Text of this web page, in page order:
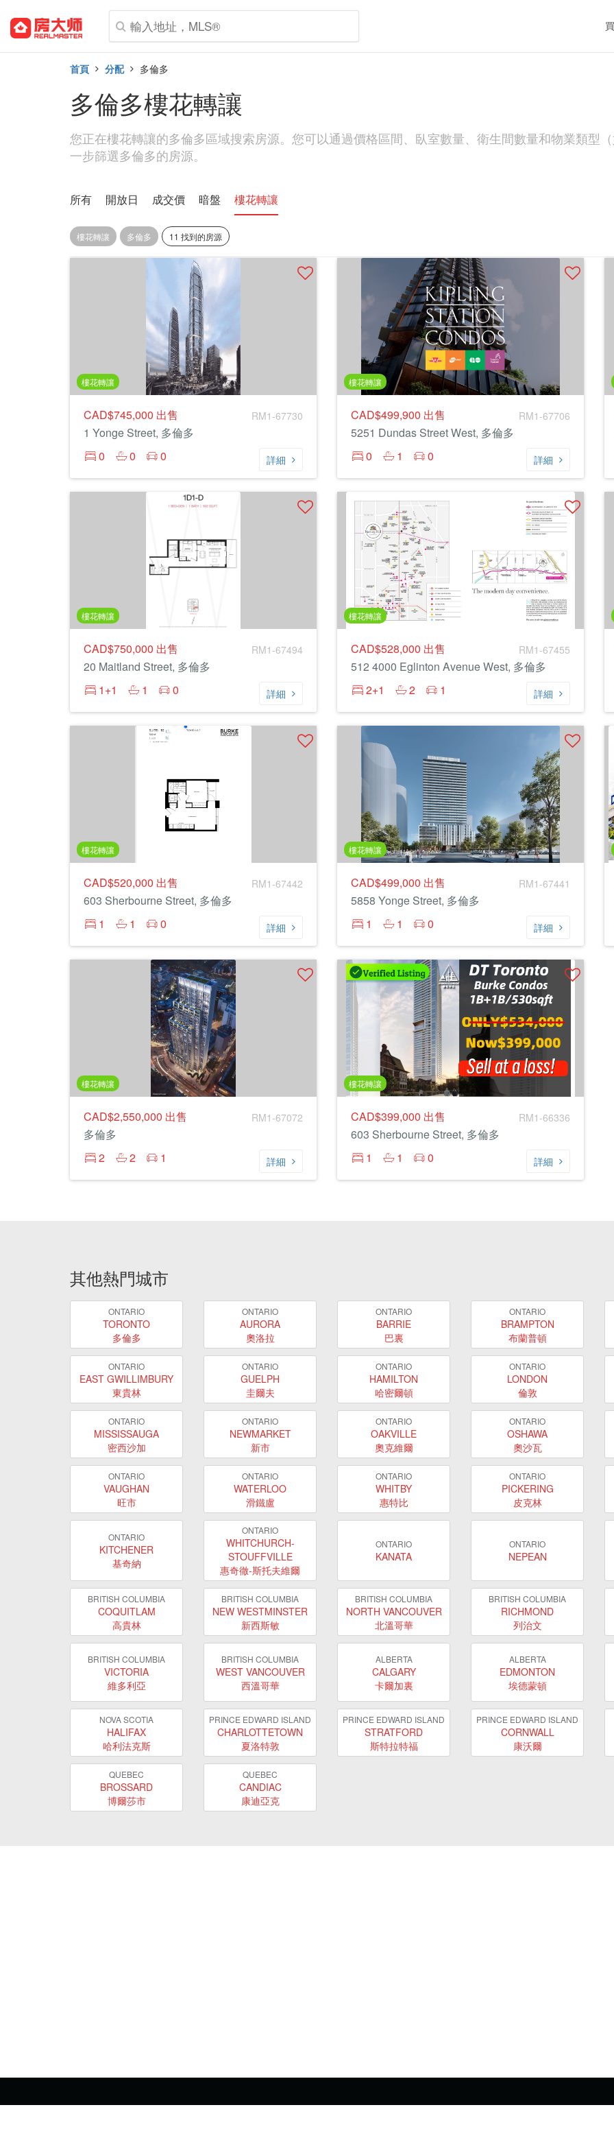
首頁 分配 多倫多
多倫多樓花轉讓
您正在樓花轉讓的多倫多區域搜索房源。您可以通過價格區間、臥室數量、衛生間數量和物業類型
一步篩選多倫多的房源。
所有 開放日 成交價 暗盤 樓花轉讓
樓花轉讓 多倫多 11 找到的房源
樓花轉讓
CAD$745,000 出售 RM1-67730
1 Yonge Street, 多倫多
0
0 0 詳細
樓花轉讓
CAD$499,900 出售 RM1-67706
5251 Dundas Street West, 多倫多
0
1 0 詳細
樓花轉讓
CAD$750,000 出售 RM1-67494
20 Maitland Street, 多倫多
1+1
1 0 詳細
樓花轉讓
CAD$528,000 出售 RM1-67455
512 4000 Eglinton Avenue West, 多倫多
2+1
2 1 詳細
樓花轉讓
CAD$520,000 出售 RM1-67442
603 Sherbourne Street, 多倫多
1
1 0 詳細
樓花轉讓
CAD$499,000 出售 RM1-67441
5858 Yonge Street, 多倫多
1
1 0 詳細
樓花轉讓
CAD$2,550,000 出售 RM1-67072
多倫多
2
2 1 詳細
樓花轉讓
CAD$399,000 出售 RM1-66336
603 Sherbourne Street, 多倫多
1
1 0 詳細
其他熱門城市
ONTARIO
TORONTO
多倫多
ONTARIO
AURORA
奧洛拉
ONTARIO
BARRIE
巴裏
ONTARIO
BRAMPTON
布蘭普頓
ONTARIO
EAST GWILLIMBURY
東貴林
ONTARIO
GUELPH
圭爾夫
ONTARIO
HAMILTON
哈密爾頓
ONTARIO
LONDON
倫敦
ONTARIO
MISSISSAUGA
密西沙加
ONTARIO
NEWMARKET
新市
ONTARIO
OAKVILLE
奧克維爾
ONTARIO
OSHAWA
奧沙瓦
ONTARIO
VAUGHAN
旺市
ONTARIO
WATERLOO
滑鐵盧
ONTARIO
WHITBY
惠特比
ONTARIO
PICKERING
皮克林
ONTARIO
KITCHENER
基奇納
ONTARIO
WHITCHURCH-
STOUFFVILLE
惠奇徹-斯托夫維爾
ONTARIO
KANATA
ONTARIO
NEPEAN
BRITISH COLUMBIA
COQUITLAM
高貴林
BRITISH COLUMBIA
NEW WESTMINSTER
新西斯敏
BRITISH COLUMBIA
NORTH VANCOUVER
北溫哥華
BRITISH COLUMBIA
RICHMOND
列治文
BRITISH COLUMBIA
VICTORIA
維多利亞
BRITISH COLUMBIA
WEST VANCOUVER
西溫哥華
ALBERTA
CALGARY
卡爾加裏
ALBERTA
EDMONTON
埃德蒙頓
NOVA SCOTIA
HALIFAX
哈利法克斯
PRINCE EDWARD ISLAND
CHARLOTTETOWN
夏洛特敦
PRINCE EDWARD ISLAND
STRATFORD
斯特拉特福
PRINCE EDWARD ISLAND
CORNWALL
康沃爾
QUEBEC
BROSSARD
博爾莎市
QUEBEC
CANDIAC
康迪亞克